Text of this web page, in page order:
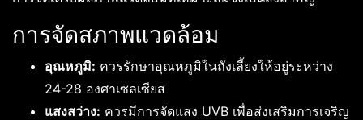
การจัดสภาพแวดล้อม
อุณหภูมิ: ควรรักษาอุณหภูมิในถังเลี้ยงให้อยู่ระหว่าง
24-28 องศาเซลเซียส
แสงสว่าง: ควรมีการจัดแสง UVB เพื่อส่งเสริมการเจริญ